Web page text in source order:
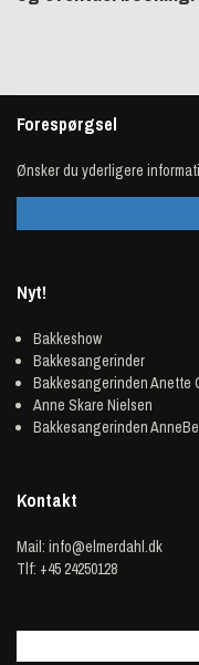
Forespørgsel
Ønsker du yderligere
Nyt!
Bakkeshow
Bakkesangerinder
Bakkesangerinden Anette
Anne Skare Nielsen
Bakkesangerinden
Kontakt
Mail: info@elmerdahl.dk
Tlf: +45 24250128